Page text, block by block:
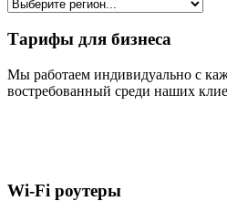
Тарифы для бизнеса
Мы работаем индивидуально с
востребованный среди наших
Wi-Fi роутеры